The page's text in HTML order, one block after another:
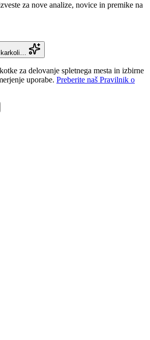
za nove analize, novice in premike na
karkoli…
za delovanje spletnega mesta in izbirne
uporabe. Preberite naš Pravilnik o